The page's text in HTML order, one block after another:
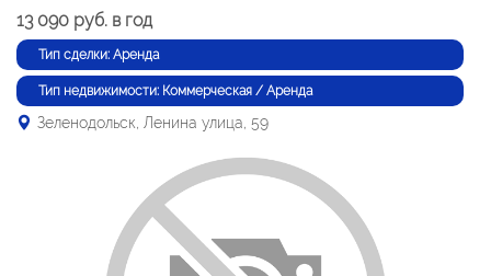
13 090 руб. в год
Тип сделки: Аренда
Тип недвижимости: Коммерческая / Аренда
Зеленодольск, Ленина улица, 59